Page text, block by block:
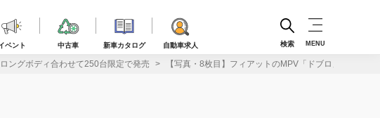
ベント 中古車 新車カタログ 自動車求人 検索 MENU
ングボディ合わせて250台限定で発売 【写真・8枚目】フィアットのMPV「ドブロ」に爽や